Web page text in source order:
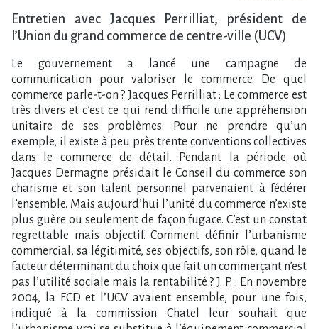
Entretien avec Jacques Perrilliat, président de
l’Union du grand commerce de centre-ville (UCV)
Le gouvernement a lancé une campagne de
communication pour valoriser le commerce. De quel
commerce parle-t-on ? Jacques Perrilliat : Le commerce est
très divers et c’est ce qui rend difficile une appréhension
unitaire de ses problèmes. Pour ne prendre qu’un
exemple, il existe à peu près trente conventions collectives
dans le commerce de détail. Pendant la période où
Jacques Dermagne présidait le Conseil du commerce son
charisme et son talent personnel parvenaient à fédérer
l’ensemble. Mais aujourd’hui l’unité du commerce n’existe
plus guère ou seulement de façon fugace. C’est un constat
regrettable mais objectif. Comment définir l’urbanisme
commercial, sa légitimité, ses objectifs, son rôle, quand le
facteur déterminant du choix que fait un commerçant n’est
pas l’utilité sociale mais la rentabilité ? J. P. : En novembre
2004, la FCD et l’UCV avaient ensemble, pour une fois,
indiqué à la commission Chatel leur souhait que